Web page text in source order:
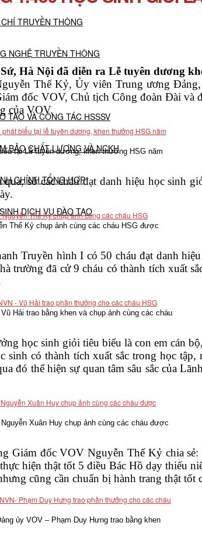
TRUYỀN THÔNG
NGHỆ TRUYỀN THÔNG
TẠO VÀ CÔNG TÁC HSSSV
BẢO CHẤT LƯỢNG VÀ NCKH
CHÍNH TỔNG HỢP
DỊCH VỤ ĐÀO TẠO
Hà Nội đã diễn ra Lễ tuyên dương
Thế Kỷ, Ủy viên Trung ương
đốc VOV, Chủ tịch Công đoàn Đài và
của VOV.
tại Lễ tuyên dương, khen thưởng HSG năm
số các cháu đạt danh hiệu học sinh
Thế Kỷ chụp ảnh cùng các cháu HSG được
Truyền hình I có 50 cháu đạt danh
trường đã cử 9 cháu có thành tích xuất
Hải trao bằng khen và chụp ảnh cùng các cháu
học sinh giỏi tiêu biểu là con em cán
sinh có thành tích xuất sắc trong học
đó thể hiện sự quan tâm sâu sắc của
Xuân Huy chụp ảnh cùng các cháu được
Giám đốc VOV Nguyễn Thế Kỷ chia
hiện thật tốt 5 điều Bác Hồ dạy thiếu
cũng cần chuẩn bị hành trang thật tốt
ủy VOV – Phạm Duy Hưng trao bằng khen